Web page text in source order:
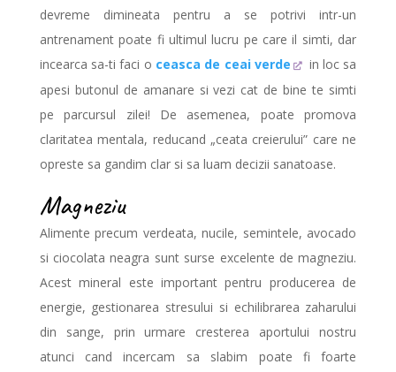
devreme dimineata pentru a se potrivi intr-un
antrenament poate fi ultimul lucru pe care il simti, dar
incearca sa-ti faci o ceasca de ceai verde
in loc sa
apesi butonul de amanare si vezi cat de bine te simti
pe parcursul zilei! De asemenea, poate promova
claritatea mentala, reducand „ceata creierului” care ne
opreste sa gandim clar si sa luam decizii sanatoase.
Magneziu
Alimente precum verdeata, nucile, semintele, avocado
si ciocolata neagra sunt surse excelente de magneziu.
Acest mineral este important pentru producerea de
energie, gestionarea stresului si echilibrarea zaharului
din sange, prin urmare cresterea aportului nostru
atunci cand incercam sa slabim poate fi foarte